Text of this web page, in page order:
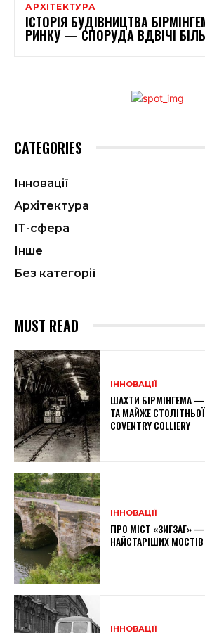
АРХІТЕКТУРА
ІСТОРІЯ БУДІВНИЦТВА
РИНКУ — СПОРУДА ВДВІЧІ
CATEGORIES
Інновації
Архітектура
ІТ-сфера
Інше
Без категорії
MUST READ
ІННОВАЦІЇ
ШАХТИ БІРМІНГЕМА
ТА МАЙЖЕ
COVENTRY COLLIERY
ІННОВАЦІЇ
ПРО МІСТ «ЗИГЗАГ»
НАЙСТАРІШИХ МОСТІВ
ІННОВАЦІЇ